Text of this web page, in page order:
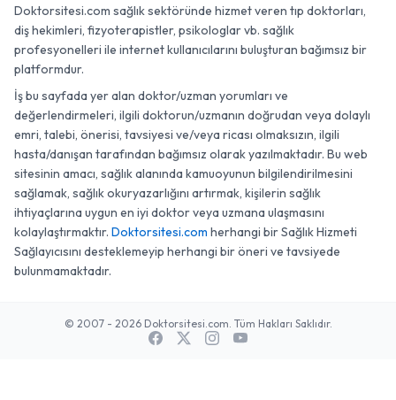
Doktorsitesi.com sağlık sektöründe hizmet veren tıp doktorları,
diş hekimleri, fizyoterapistler, psikologlar vb. sağlık
profesyonelleri ile internet kullanıcılarını buluşturan bağımsız bir
platformdur.
İş bu sayfada yer alan doktor/uzman yorumları ve
değerlendirmeleri, ilgili doktorun/uzmanın doğrudan veya dolaylı
emri, talebi, önerisi, tavsiyesi ve/veya ricası olmaksızın, ilgili
hasta/danışan tarafından bağımsız olarak yazılmaktadır. Bu web
sitesinin amacı, sağlık alanında kamuoyunun bilgilendirilmesini
sağlamak, sağlık okuryazarlığını artırmak, kişilerin sağlık
ihtiyaçlarına uygun en iyi doktor veya uzmana ulaşmasını
kolaylaştırmaktır. Doktorsitesi.com herhangi bir Sağlık Hizmeti
Sağlayıcısını desteklemeyip herhangi bir öneri ve tavsiyede
bulunmamaktadır.
© 2007 - 2026 Doktorsitesi.com. Tüm Hakları Saklıdır.